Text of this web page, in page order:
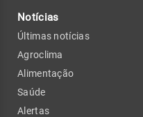
Notícias
Últimas notícias
Agroclima
Alimentação
Saúde
Alertas